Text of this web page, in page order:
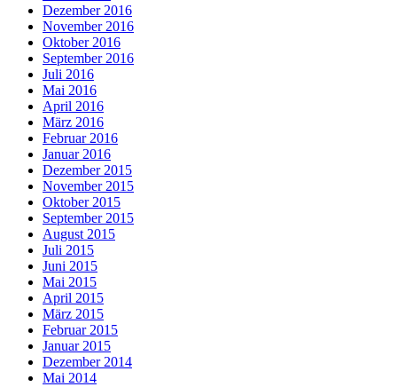
Dezember 2016
November 2016
Oktober 2016
September 2016
Juli 2016
Mai 2016
April 2016
März 2016
Februar 2016
Januar 2016
Dezember 2015
November 2015
Oktober 2015
September 2015
August 2015
Juli 2015
Juni 2015
Mai 2015
April 2015
März 2015
Februar 2015
Januar 2015
Dezember 2014
Mai 2014